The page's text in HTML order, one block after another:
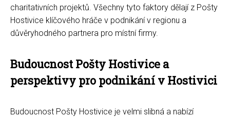
charitativních projektů. Všechny tyto faktory dělají z Pošty
Hostivice klíčového hráče v podnikání v regionu a
důvěryhodného partnera pro místní firmy.
Budoucnost Pošty Hostivice a
perspektivy pro podnikání v Hostivici
Budoucnost Pošty Hostivice je velmi slibná a nabízí